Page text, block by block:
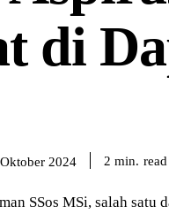
di
2024 2 min. read
SSos MSi, salah